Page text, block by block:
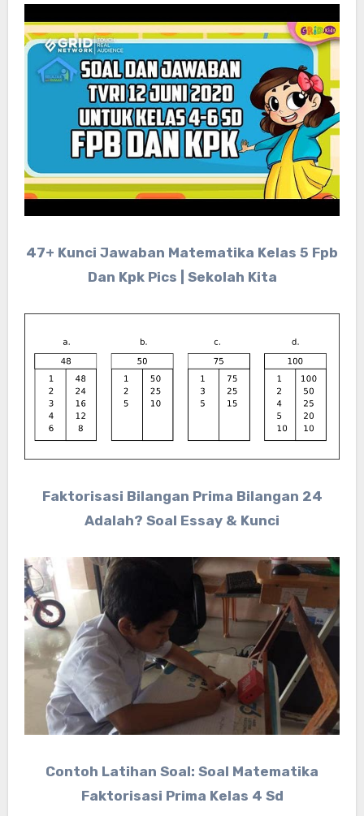
47+ Kunci Jawaban Matematika Kelas 5 Fpb
Dan Kpk Pics | Sekolah Kita
Faktorisasi Bilangan Prima Bilangan 24
Adalah? Soal Essay & Kunci
Contoh Latihan Soal: Soal Matematika
Faktorisasi Prima Kelas 4 Sd